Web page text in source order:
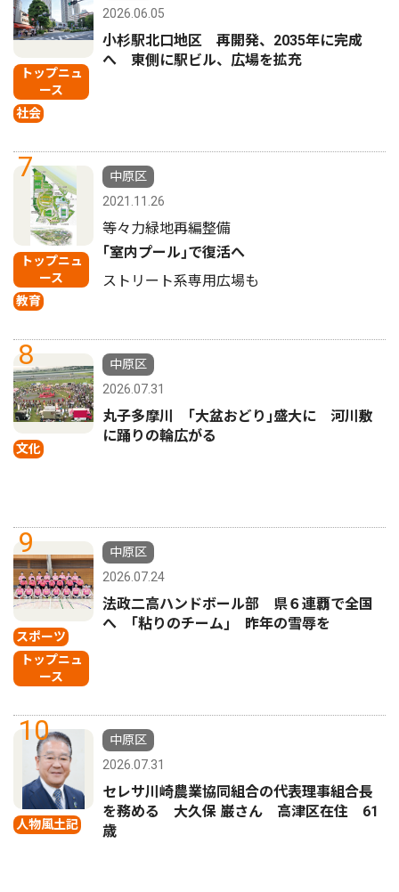
トップニュ
ース
社会
2026.06.05
小杉駅北口地区 再開発、2035年に完成
へ 東側に駅ビル、広場を拡充
7
トップニュ
ース
教育
中原区
2021.11.26
等々力緑地再編整備
｢室内プール｣で復活へ
ストリート系専用広場も
8
文化
中原区
2026.07.31
丸子多摩川 ｢大盆おどり｣盛大に 河川敷
に踊りの輪広がる
9
スポーツ
トップニュ
ース
中原区
2026.07.24
法政二高ハンドボール部 県６連覇で全国
へ ｢粘りのチーム｣ 昨年の雪辱を
10
人物風土記
中原区
2026.07.31
セレサ川崎農業協同組合の代表理事組合長
を務める 大久保 巌さん 高津区在住 61
歳